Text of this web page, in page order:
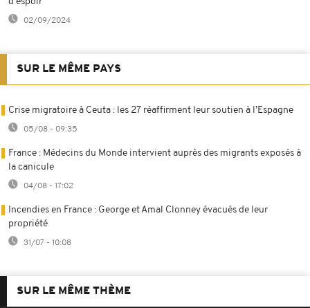
02/09/2024
SUR LE MÊME PAYS
Crise migratoire à Ceuta : les 27 réaffirment leur soutien à l’Espagne
05/08 - 09:35
France : Médecins du Monde intervient auprès des migrants exposés à
la canicule
04/08 - 17:02
Incendies en France : George et Amal Clonney évacués de leur
propriété
31/07 - 10:08
SUR LE MÊME THÈME